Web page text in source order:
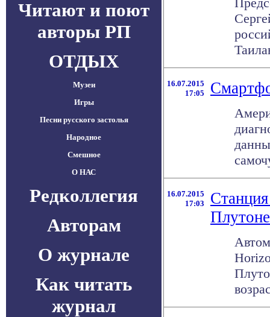
Читают и поют
авторы РП
ОТДЫХ
Музеи
Игры
Песни русского застолья
Народное
Смешное
О НАС
Редколлегия
Авторам
О журнале
Как читать
журнал
16.07.2015
17:05
16.07.2015
17:03